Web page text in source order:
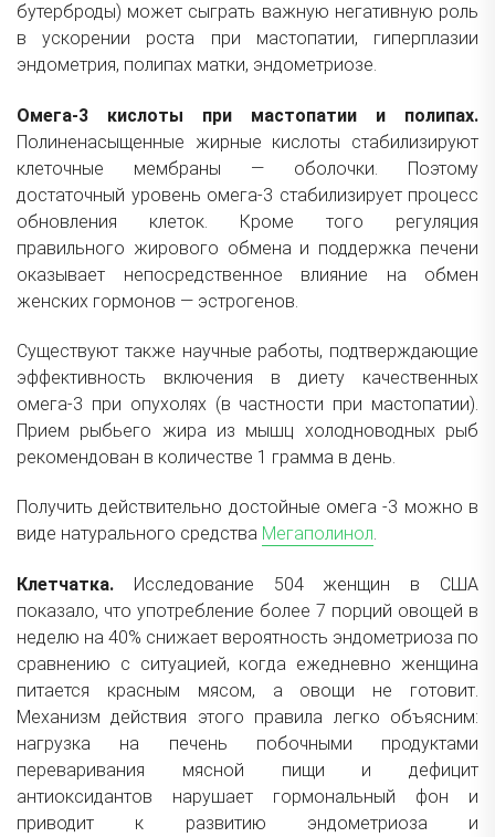
бутерброды) может сыграть важную негативную роль
в ускорении роста при мастопатии, гиперплазии
эндометрия, полипах матки, эндометриозе.
Омега-3 кислоты при мастопатии и полипах.
Полиненасыщенные жирные кислоты стабилизируют
клеточные мембраны — оболочки. Поэтому
достаточный уровень омега-3 стабилизирует процесс
обновления клеток. Кроме того регуляция
правильного жирового обмена и поддержка печени
оказывает непосредственное влияние на обмен
женских гормонов — эстрогенов.
Существуют также научные работы, подтверждающие
эффективность включения в диету качественных
омега-3 при опухолях (в частности при мастопатии).
Прием рыбьего жира из мышц холодноводных рыб
рекомендован в количестве 1 грамма в день.
Получить действительно достойные омега -3 можно в
виде натурального средства Мегаполинол.
Клетчатка. Исследование 504 женщин в США
показало, что употребление более 7 порций овощей в
неделю на 40% снижает вероятность эндометриоза по
сравнению с ситуацией, когда ежедневно женщина
питается красным мясом, а овощи не готовит.
Механизм действия этого правила легко объясним:
нагрузка на печень побочными продуктами
переваривания мясной пищи и дефицит
антиоксидантов нарушает гормональный фон и
приводит к развитию эндометриоза и